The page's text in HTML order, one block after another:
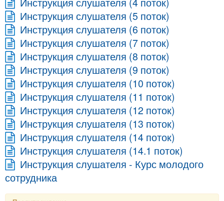
Инструкция слушателя (5 поток)
Инструкция слушателя (6 поток)
Инструкция слушателя (7 поток)
Инструкция слушателя (8 поток)
Инструкция слушателя (9 поток)
Инструкция слушателя (10 поток)
Инструкция слушателя (11 поток)
Инструкция слушателя (12 поток)
Инструкция слушателя (13 поток)
Инструкция слушателя (14 поток)
Инструкция слушателя (14.1 поток)
Инструкция слушателя - Курс молодого
сотрудника